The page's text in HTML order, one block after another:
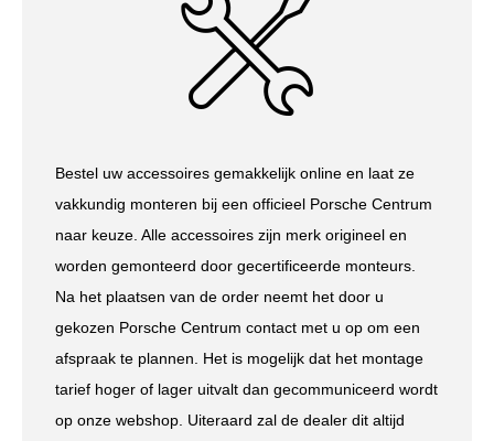
Bestel uw accessoires gemakkelijk online en laat ze
vakkundig monteren bij een officieel Porsche Centrum
naar keuze. Alle accessoires zijn merk origineel en
worden gemonteerd door gecertificeerde monteurs.
Na het plaatsen van de order neemt het door u
gekozen Porsche Centrum contact met u op om een
afspraak te plannen. Het is mogelijk dat het montage
tarief hoger of lager uitvalt dan gecommuniceerd wordt
op onze webshop. Uiteraard zal de dealer dit altijd